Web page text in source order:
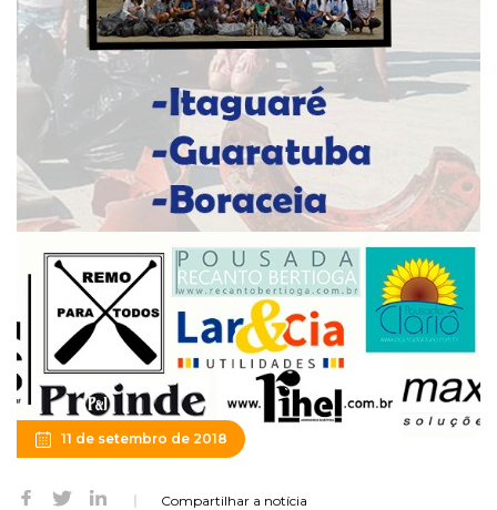
11 de setembro de 2018
Compartilhar a notícia